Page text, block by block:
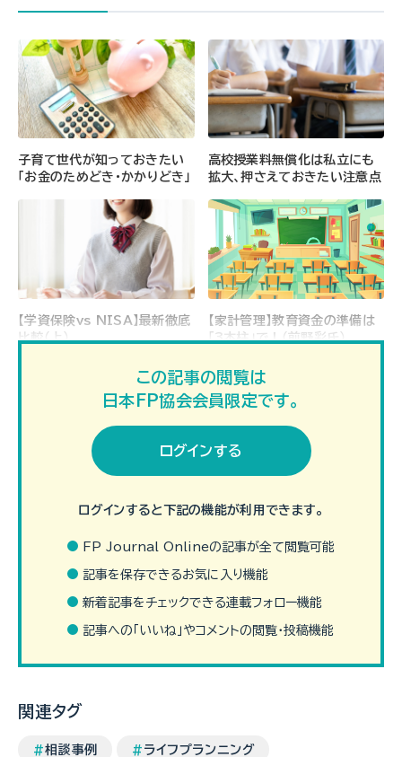
子育て世代が知っておきたい
「お金のためどき・かかりどき」
高校授業料無償化は私立にも
拡大、押さえておきたい注意点
【学資保険vs NISA】最新徹底
比較（上）
【家計管理】教育資金の準備は
「3本柱」で！（前野彩氏）
「育児・介護休業法」の改正で働
この記事の閲覧は
日本FP協会会員限定です。
ログインする
ログインすると下記の機能が利用できます。
FP Journal Onlineの記事が全て閲覧可能
記事を保存できるお気に入り機能
新着記事をチェックできる連載フォロー機能
記事への「いいね」やコメントの閲覧・投稿機能
関連タグ
相談事例 ライフプランニング